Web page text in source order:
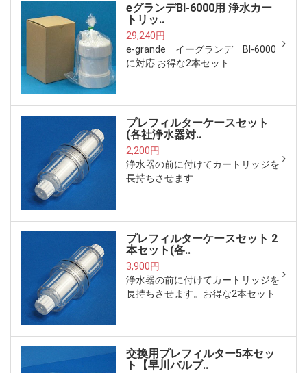
eグランデBI-6000用 浄水カー
トリッ..
29,240円
e-grande イーグランデ BI-6000
に対応 お得な2本セット
プレフィルターケースセット
(各社浄水器対..
2,200円
浄水器の前に付けてカートリッジを
長持ちさせます
プレフィルターケースセット 2
本セット(各..
3,900円
浄水器の前に付けてカートリッジを
長持ちさせます。お得な2本セット
交換用プレフィルター5本セッ
ト【早川バルブ..